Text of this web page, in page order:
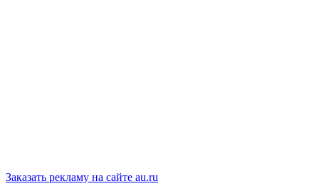
Заказать рекламу на сайте au.ru